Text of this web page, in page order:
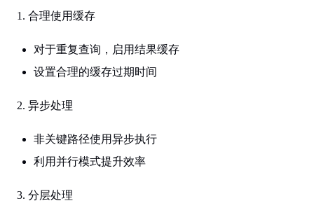
1. 合理使用缓存
对于重复查询，启用结果缓存
设置合理的缓存过期时间
2. 异步处理
非关键路径使用异步执行
利用并行模式提升效率
3. 分层处理